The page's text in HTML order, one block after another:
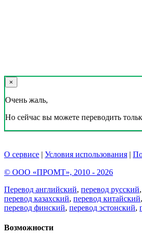
×
Очень жаль,
Но сейчас вы можете переводить
О сервисе | Условия использования |
© ООО «ПРОМТ», 2010 - 2026
Перевод английский, перевод русский,
перевод казахский, перевод китайский,
перевод финский, перевод эстонский,
Возможности